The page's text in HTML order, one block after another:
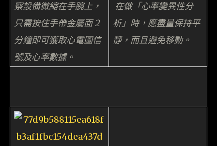
察設備微縮在手腕上，
只需按住手帶金屬面 2
分鐘即可獲取心電圖信
號及心率數據。
在做「心率變異性分
析」時，應盡量保持平
靜，而且避免移動。